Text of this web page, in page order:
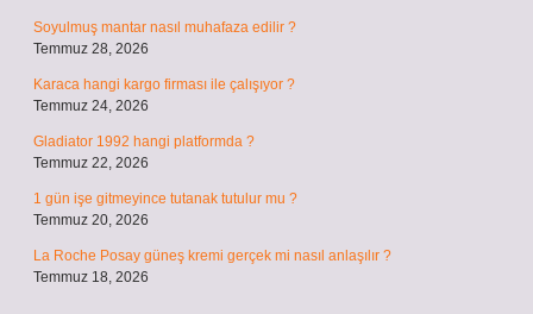
Soyulmuş mantar nasıl muhafaza edilir ?
Temmuz 28, 2026
Karaca hangi kargo firması ile çalışıyor ?
Temmuz 24, 2026
Gladiator 1992 hangi platformda ?
Temmuz 22, 2026
1 gün işe gitmeyince tutanak tutulur mu ?
Temmuz 20, 2026
La Roche Posay güneş kremi gerçek mi nasıl anlaşılır ?
Temmuz 18, 2026